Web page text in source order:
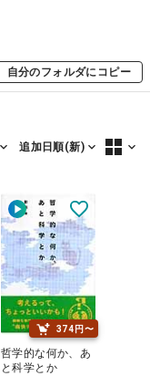
自分のフォルダにコピー
追加日順(新)
374円〜
哲学的な何か、あ
と科学とか